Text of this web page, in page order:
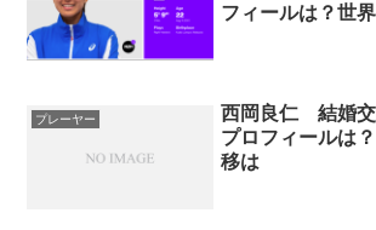
フィールは？世
プレーヤー
西岡良仁 結婚交
プロフィールは
移は